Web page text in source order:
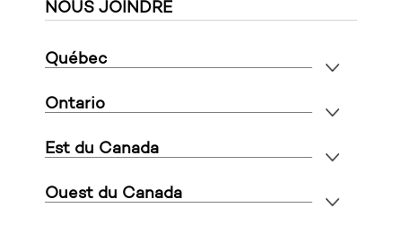
NOUS JOINDRE
Québec
Ontario
Est du Canada
Ouest du Canada